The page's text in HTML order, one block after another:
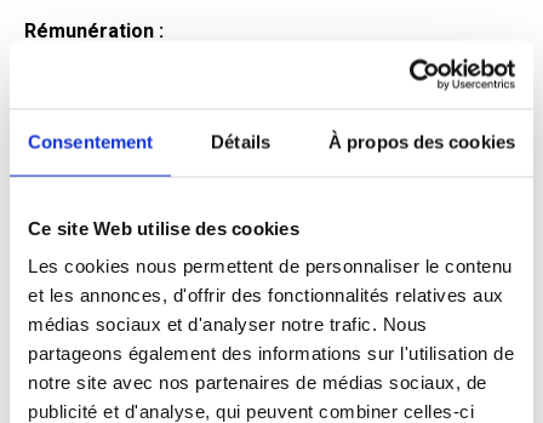
Consentement Détails À propos des cookies
Ce site Web utilise des cookies
Les cookies nous permettent de personnaliser le contenu
et les annonces, d'offrir des fonctionnalités relatives aux
médias sociaux et d'analyser notre trafic. Nous
partageons également des informations sur l'utilisation de
notre site avec nos partenaires de médias sociaux, de
publicité et d'analyse, qui peuvent combiner celles-ci
Rémunération :
Profil du
candidat
Qualifications et diplômes :
Profil recherché :